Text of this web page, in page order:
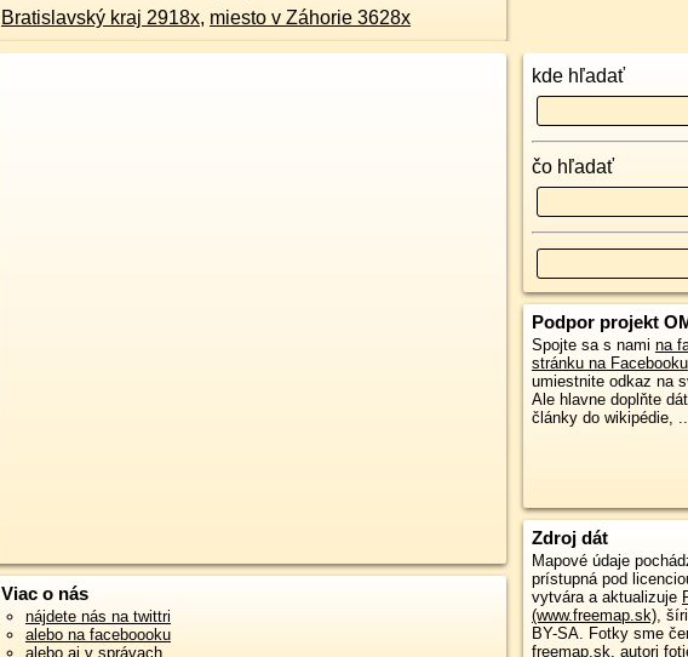
Bratislavský kraj 2918x, miesto v Záhorie 3628x
Viac o nás
nájdete nás na twittri
alebo na faceboooku
alebo aj v správach
kde hľadať
čo hľadať
Podpor projekt
Spojte sa s nami na
stránku na Facebooku
umiestnite odkaz na
Ale hlavne doplňte
články do wikipédie,
Zdroj dát
Mapové údaje
prístupná pod
vytvára a aktualizuje
(www.freemap.sk),
BY-SA. Fotky sme
freemap.sk, autori